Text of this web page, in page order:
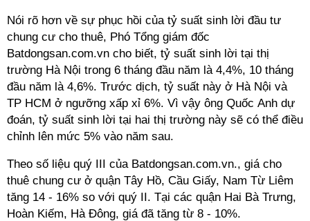
Nói rõ hơn về sự phục hồi của tỷ suất sinh lời đầu tư
chung cư cho thuê, Phó Tổng giám đốc
Batdongsan.com.vn cho biết, tỷ suất sinh lời tại thị
trường Hà Nội trong 6 tháng đầu năm là 4,4%, 10 tháng
đầu năm là 4,6%. Trước dịch, tỷ suất này ở Hà Nội và
TP HCM ở ngưỡng xấp xỉ 6%. Vì vậy ông Quốc Anh dự
đoán, tỷ suất sinh lời tại hai thị trường này sẽ có thể điều
chỉnh lên mức 5% vào năm sau.
Theo số liệu quý III của Batdongsan.com.vn., giá cho
thuê chung cư ở quận Tây Hồ, Cầu Giấy, Nam Từ Liêm
tăng 14 - 16% so với quý II. Tại các quận Hai Bà Trưng,
Hoàn Kiếm, Hà Đông, giá đã tăng từ 8 - 10%.